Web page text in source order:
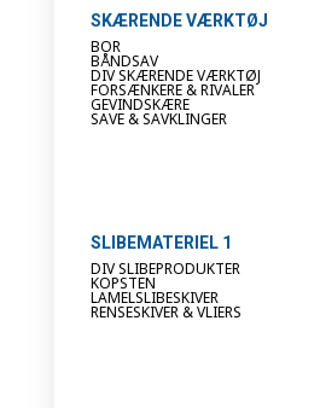
SKÆRENDE VÆRKTØJ
BOR
BÅNDSAV
DIV SKÆRENDE VÆRKTØJ
FORSÆNKERE & RIVALER
GEVINDSKÆRE
SAVE & SAVKLINGER
SLIBEMATERIEL 1
DIV SLIBEPRODUKTER
KOPSTEN
LAMELSLIBESKIVER
RENSESKIVER & VLIERS